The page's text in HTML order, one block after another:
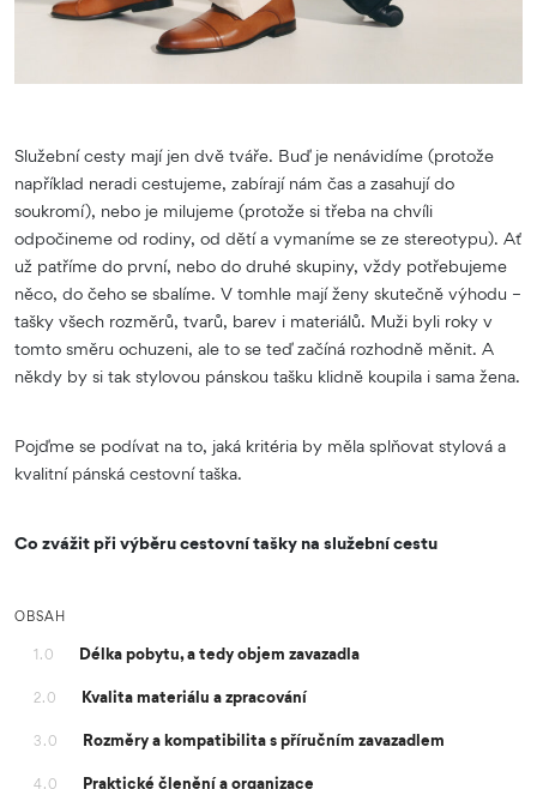
Služební cesty mají jen dvě tváře. Buď je nenávidíme (protože
například neradi cestujeme, zabírají nám čas a zasahují do
soukromí), nebo je milujeme (protože si třeba na chvíli
odpočineme od rodiny, od dětí a vymaníme se ze stereotypu). Ať
už patříme do první, nebo do druhé skupiny, vždy potřebujeme
něco, do čeho se sbalíme. V tomhle mají ženy skutečně výhodu –
tašky všech rozměrů, tvarů, barev i materiálů. Muži byli roky v
tomto směru ochuzeni, ale to se teď začíná rozhodně měnit. A
někdy by si tak stylovou pánskou tašku klidně koupila i sama žena.
Pojďme se podívat na to, jaká kritéria by měla splňovat stylová a
kvalitní pánská cestovní taška.
Co zvážit při výběru cestovní tašky na služební cestu
OBSAH
1.0 Délka pobytu, a tedy objem zavazadla
2.0 Kvalita materiálu a zpracování
3.0 Rozměry a kompatibilita s příručním zavazadlem
4.0 Praktické členění a organizace